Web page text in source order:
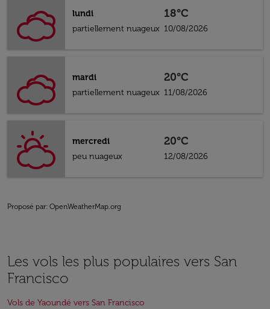
lundi
partiellement nuageux
18°C
10/08/2026
mardi
partiellement nuageux
20°C
11/08/2026
mercredi
peu nuageux
20°C
12/08/2026
Proposé par: OpenWeatherMap.org
Les vols les plus populaires vers San
Francisco
Vols de Yaoundé vers San Francisco